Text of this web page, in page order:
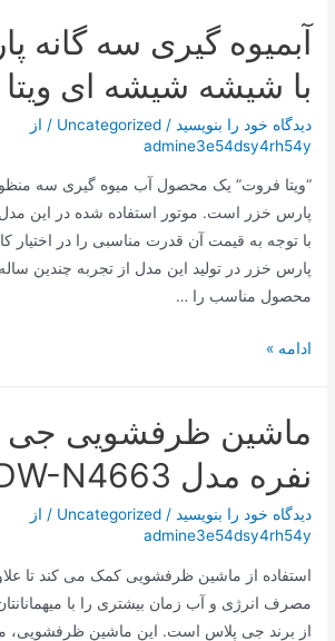
جدید
ترامپ؛
تغییر
نام
یک
کوه
آبمیوه گیری سه گانه
با شیشه شیشه ای
دیدگاه‌ خود را بنویسید /
Uncategorized / از
admine3e54dsy4rh54y
“ویتا فروت” یک محصول آب میوه گیری سه
با توجه به قیمت آن قدرت مناسبی را در اختیار
پارس خزر در تولید این مدل از تجربه چندین
محصول مناسب را …
آبمیوه
گانه
خزر
با
شیشه
شیشه
ویتا
ادامه »
نفره مدل GDW-N4663
دیدگاه‌ خود را بنویسید /
Uncategorized / از
admine3e54dsy4rh54y
استفاده از ماشین ظرفشویی کمک می کند تا
مصرف انرژی و آب زمان بیشتری را با
از برند جی پلاس است. این ماشین ظرفشویی،